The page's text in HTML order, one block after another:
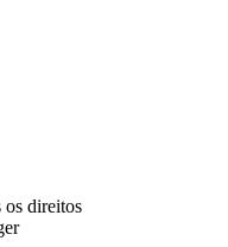
direitos